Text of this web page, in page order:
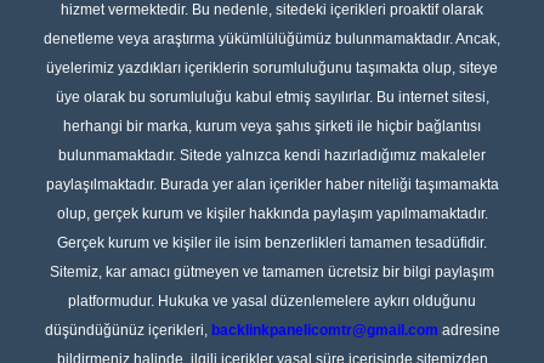
hizmet vermektedir. Bu nedenle, sitedeki içerikleri proaktif olarak
denetleme veya araştırma yükümlülüğümüz bulunmamaktadır. Ancak,
üyelerimiz yazdıkları içeriklerin sorumluluğunu taşımakta olup, siteye
üye olarak bu sorumluluğu kabul etmiş sayılırlar. Bu internet sitesi,
herhangi bir marka, kurum veya şahıs şirketi ile hiçbir bağlantısı
bulunmamaktadır. Sitede yalnızca kendi hazırladığımız makaleler
paylaşılmaktadır. Burada yer alan içerikler haber niteliği taşımamakta
olup, gerçek kurum ve kişiler hakkında paylaşım yapılmamaktadır.
Gerçek kurum ve kişiler ile isim benzerlikleri tamamen tesadüfidir.
Sitemiz, kar amacı gütmeyen ve tamamen ücretsiz bir bilgi paylaşım
platformudur. Hukuka ve yasal düzenlemelere aykırı olduğunu
düşündüğünüz içerikleri, backlinkpanelicomtr@gmail.com adresine
bildirmeniz halinde, ilgili içerikler yasal süre içerisinde sitemizden